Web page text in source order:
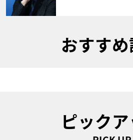
おすす
ピック